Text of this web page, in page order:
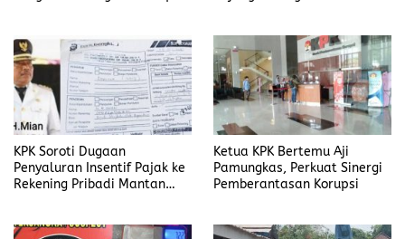
KPK Soroti Dugaan
Penyaluran Insentif Pajak ke
Rekening Pribadi Mantan
Ketua KPK Bertemu Aji
Pamungkas, Perkuat Sinergi
Pemberantasan Korupsi